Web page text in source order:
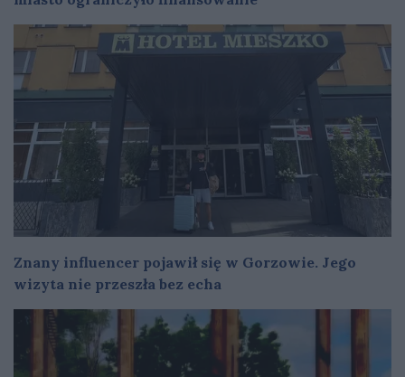
Znany influencer pojawił się w Gorzowie. Jego
wizyta nie przeszła bez echa